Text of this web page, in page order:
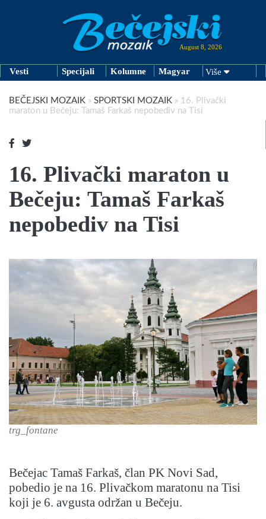
August 8, 2026
Vesti Specijali Kolumne Magyar Više
BEČEJSKI MOZAIK » SPORTSKI MOZAIK » 16. Plivački
maraton u Bečeju: Tamaš Farkaš nepobediv na Tisi
16. Plivački maraton u
Bečeju: Tamaš Farkaš
nepobediv na Tisi
trg_fontane
Bečejac Tamaš Farkaš, član PK Novi Sad,
pobedio je na 16. Plivačkom maratonu na Tisi
koji je 6. avgusta održan u Bečeju.